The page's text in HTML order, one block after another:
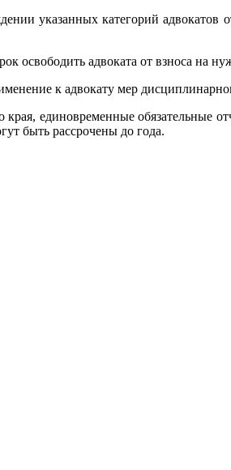
указанных категорий адвокатов
освободить адвоката от взноса на
к адвокату мер
единовременные обязательные
быть рассрочены до года.